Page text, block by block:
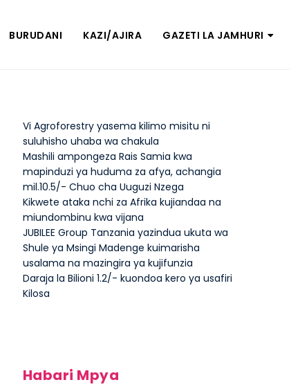
BURUDANI KAZI/AJIRA GAZETI LA JAMHURI
Vi Agroforestry yasema kilimo misitu ni
suluhisho uhaba wa chakula
Mashili ampongeza Rais Samia kwa
mapinduzi ya huduma za afya, achangia
mil.10.5/- Chuo cha Uuguzi Nzega
Kikwete ataka nchi za Afrika kujiandaa na
miundombinu kwa vijana
JUBILEE Group Tanzania yazindua ukuta wa
Shule ya Msingi Madenge kuimarisha
usalama na mazingira ya kujifunzia
Daraja la Bilioni 1.2/- kuondoa kero ya usafiri
Kilosa
Habari Mpya